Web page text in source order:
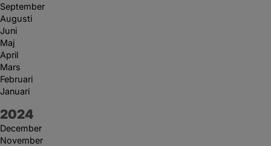
September
Augusti
Juni
Maj
April
Mars
Februari
Januari
År:
2024
December
November